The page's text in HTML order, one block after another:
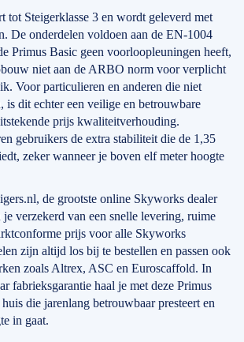
tot Steigerklasse 3 en wordt geleverd met
De onderdelen voldoen aan de EN-1004
Primus Basic geen voorloopleuningen heeft,
niet aan de ARBO norm voor verplicht
Voor particulieren en anderen die niet
dit echter een veilige en betrouwbare
prijs kwaliteitverhouding.
gebruikers de extra stabiliteit die de 1,35
zeker wanneer je boven elf meter hoogte
de grootste online Skyworks dealer
verzekerd van een snelle levering, ruime
prijs voor alle Skyworks
zijn altijd los bij te bestellen en passen ook
zoals Altrex, ASC en Euroscaffold. In
fabrieksgarantie haal je met deze Primus
die jarenlang betrouwbaar presteert en
in gaat.